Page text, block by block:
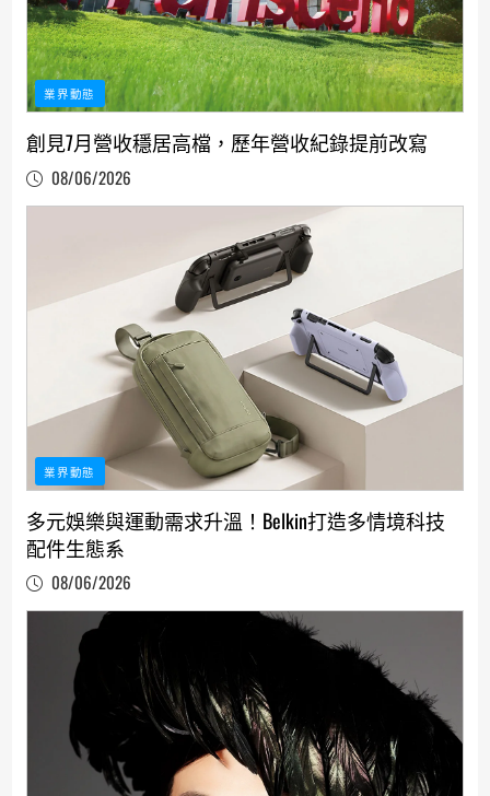
業界動態
創見7月營收穩居高檔，歷年營收紀錄提前改寫
08/06/2026
業界動態
多元娛樂與運動需求升溫！Belkin打造多情境科技
配件生態系
08/06/2026